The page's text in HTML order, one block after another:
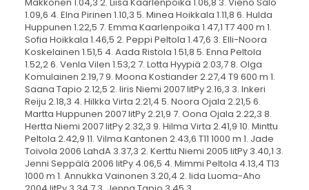
1.09,6 4. Elna Pirinen 1.10,3 5. Minea Hoikkala 1.11,8 6. Hulda
Huppunen 1.22,5 7. Emma Kaarlenpoika 1.47,1 T7 400 m 1.
Sofia Hoikkala 1.46,5 2. Peppi Peltola 1.47,6 3. Elli-Noora
Koskelainen 1.51,5 4. Aada Ristola 1.51,8 5. Enna Peltola
1.52,2 6. Venla Vilen 1.53,2 7. Lotta Hyypiä 2.03,7 8. Olga
Komulainen 2.19,7 9. Moona Kostiander 2.27,4 T9 600 m 1.
Saana Tapio 2.12,5 2. Iiris Niemi 2007 IitPy 2.16,3 3. Inkeri
Reiju 2.18,3 4. Hilkka Virta 2.21,4 5. Noora Ojala 2.21,5 6.
Martta Huppunen 2007 IitPy 2.21,9 7. Oona Ojala 2.22,3 8.
Hertta Niemi 2007 IitPy 2.32,3 9. Hilma Virta 2.41,9 10. Minttu
Peltola 2.42,9 11. Vilma Kantonen 2.43,6 T11 1000 m 1. Jade
Toivola 2006 LahdA 3.37,3 2. Kerttu Niemi 2005 IitPy 3.40,1 3.
Jenni Seppälä 2006 IitPy 4.06,5 4. Mimmi Peltola 4.13,4 T13
1000 m 1. Annukka Vainonen 3.20,4 2. Iida Luoma-Aho